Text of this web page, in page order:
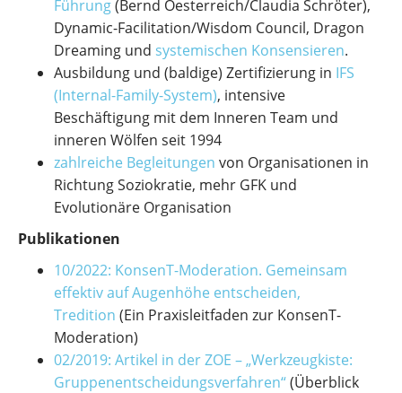
Führung(Bernd Oesterreich/Claudia Schröter),
Dynamic-Facilitation/Wisdom Council, Dragon
Dreaming und systemischen Konsensieren.
Ausbildung und (baldige) Zertifizierung in IFS
(Internal-Family-System), intensive
Beschäftigung mit dem Inneren Team und
inneren Wölfen seit 1994
zahlreiche Begleitungen von Organisationen in
Richtung Soziokratie, mehr GFK und
Evolutionäre Organisation
Publikationen
10/2022: KonsenT-Moderation. Gemeinsam
effektiv auf Augenhöhe entscheiden,
Tredition (Ein Praxisleitfaden zur KonsenT-
Moderation)
02/2019: Artikel in der ZOE – „Werkzeugkiste:
Gruppenentscheidungsverfahren“(Überblick